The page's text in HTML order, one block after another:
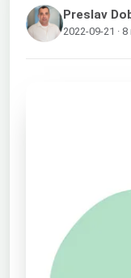
Preslav
2022-09-21 ·